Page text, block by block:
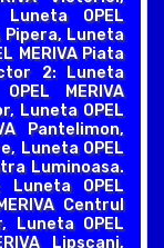
Luneta OPEL
Pipera, Luneta
MERIVA Piata
2: Luneta
MERIVA
Luneta OPEL
Pantelimon,
Luneta OPEL
Luminoasa.
Luneta OPEL
Centrul
Luneta OPEL
Lipscani,